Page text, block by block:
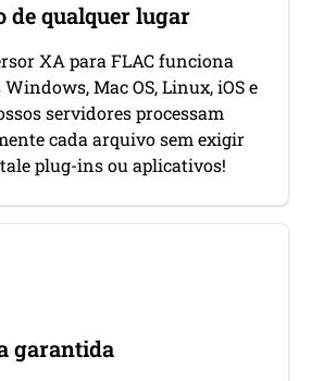
de qualquer lugar
XA para FLAC funciona
Mac OS, Linux, iOS e
servidores processam
cada arquivo sem exigir
plug-ins ou aplicativos!
garantida